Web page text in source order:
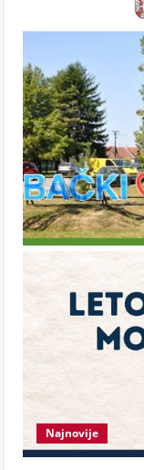
Najnovije